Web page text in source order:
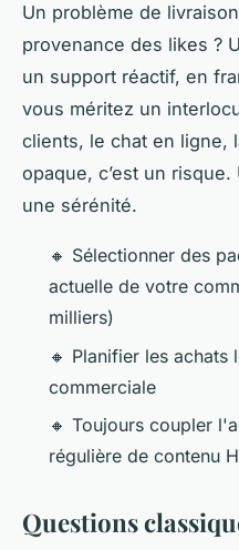
Un problème de
provenance des likes ?
un support réactif, en
vous méritez un
clients, le chat en ligne,
opaque, c’est un
une sérénité.
🔸 Sélectionner des
actuelle de votre
milliers)
🔸 Planifier les
commerciale
🔸 Toujours coupler
régulière de contenu
Questions